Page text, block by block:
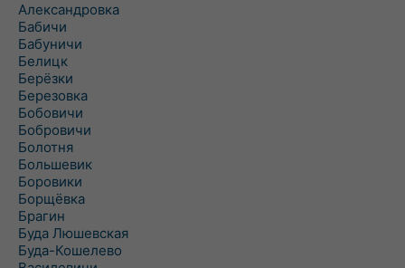
Александровка
Бабичи
Бабуничи
Белицк
Берёзки
Березовка
Бобовичи
Бобровичи
Болотня
Большевик
Боровики
Борщёвка
Брагин
Буда Люшевская
Буда-Кошелево